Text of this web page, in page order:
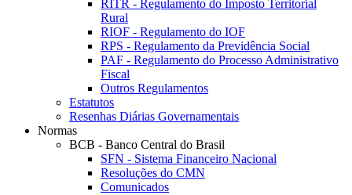
RITR - Regulamento do Imposto Territorial
Rural
RIOF - Regulamento do IOF
RPS - Regulamento da Previdência Social
PAF - Regulamento do Processo Administrativo
Fiscal
Outros Regulamentos
Estatutos
Resenhas Diárias Governamentais
Normas
BCB - Banco Central do Brasil
SFN - Sistema Financeiro Nacional
Resoluções do CMN
Comunicados